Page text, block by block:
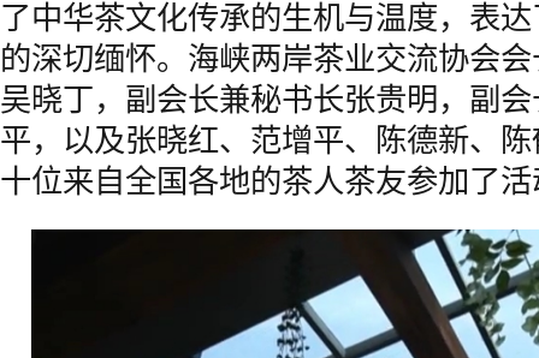
了中华茶文化传承的生机与温度，表
的深切缅怀。海峡两岸茶业交流协会
吴晓丁，副会长兼秘书长张贵明，副
平，以及张晓红、范增平、陈德新、
十位来自全国各地的茶人茶友参加了